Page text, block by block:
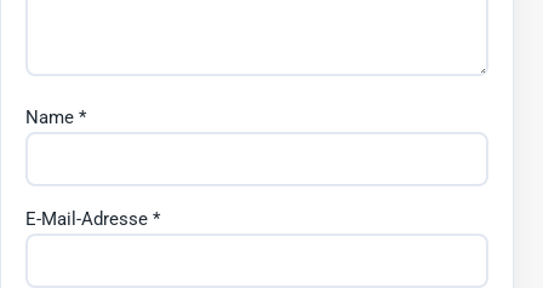
Name *
E-Mail-Adresse *